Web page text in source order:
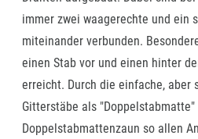
immer zwei waagerechte und ein
miteinander verbunden.
einen Stab vor und einen hinter
erreicht. Durch die einfache, aber
Gitterstäbe als
Doppelstabmattenzaun so allen